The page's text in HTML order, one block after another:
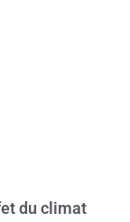
du climat